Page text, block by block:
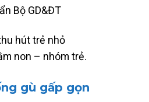
Bộ GD&ĐT
hút trẻ nhỏ
non – nhóm trẻ.
gù gấp gọn